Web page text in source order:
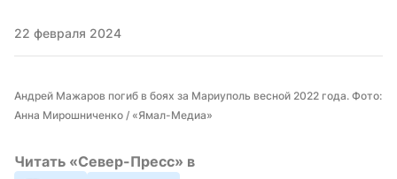
22 февраля 2024
Андрей Мажаров погиб в боях за Мариуполь весной 2022 года. Фото:
Анна Мирошниченко / «Ямал-Медиа»
Читать «Север-Пресс» в